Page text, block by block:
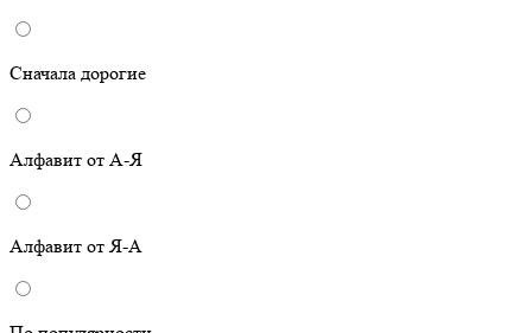
Сначала дорогие
Алфавит от А-Я
Алфавит от Я-А